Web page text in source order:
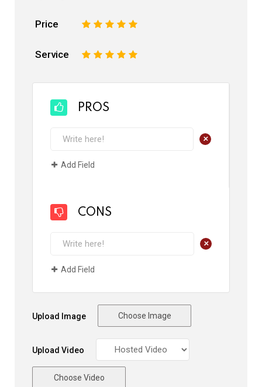
Price 5
4
3
2
Service 5
4
3
2
PROS
+
Add Field
CONS
+
Add Field
Upload Image Choose Image
Upload Video
Choose Video